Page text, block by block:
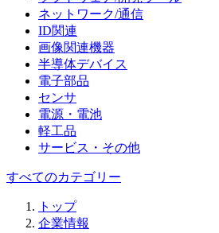
ネットワーク/通信
ID関連
画像関連機器
半導体デバイス
電子部品
センサ
電源・電池
軽工品
サービス・その他
すべてのカテゴリー
トップ
企業情報